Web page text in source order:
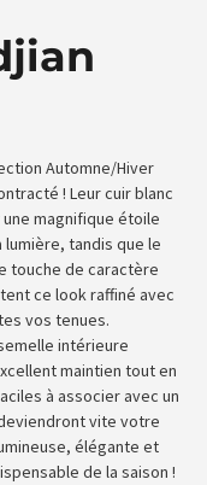
Automne/Hiver
! Leur cuir blanc
magnifique étoile
tandis que le
touche de caractère
ce look raffiné avec
vos tenues.
intérieure
maintien tout en
à associer avec un
vite votre
élégante et
de la saison !